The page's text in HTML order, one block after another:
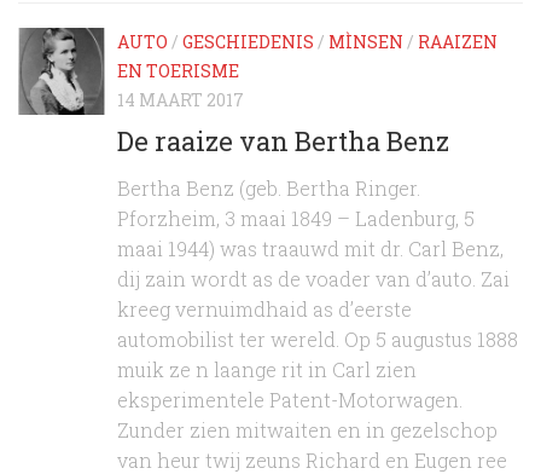
AUTO / GESCHIEDENIS / MÌNSEN / RAAIZEN
EN TOERISME
14 MAART 2017
De raaize van Bertha Benz
Bertha Benz (geb. Bertha Ringer.
Pforzheim, 3 maai 1849 – Ladenburg, 5
maai 1944) was traauwd mit dr. Carl Benz,
dij zain wordt as de voader van d’auto. Zai
kreeg vernuimdhaid as d’eerste
automobilist ter wereld. Op 5 augustus 1888
muik ze n laange rit in Carl zien
eksperimentele Patent-Motorwagen.
Zunder zien mitwaiten en in gezelschop
van heur twij zeuns Richard en Eugen ree